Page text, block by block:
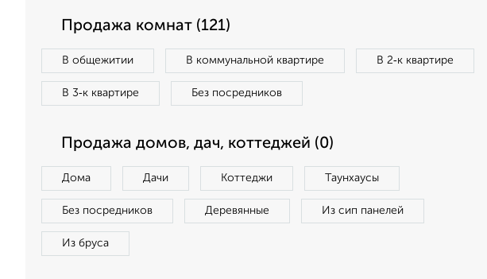
Продажа комнат (121)
В общежитии В коммунальной квартире В 2‑к квартире
В 3‑к квартире Без посредников
Продажа домов, дач, коттеджей (0)
Дома Дачи Коттеджи Таунхаусы
Без посредников Деревянные Из сип панелей
Из бруса